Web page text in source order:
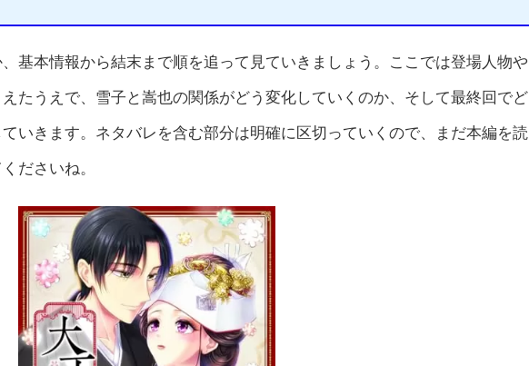
基本情報から結末まで順を追って見ていきましょう。ここでは登場人物や
たうえで、雪子と嵩也の関係がどう変化していくのか、そして最終回でど
いきます。ネタバレを含む部分は明確に区切っていくので、まだ本編を読
ださいね。